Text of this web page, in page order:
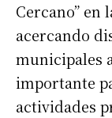
Cercano” en
acercando
municipales
importante
actividades